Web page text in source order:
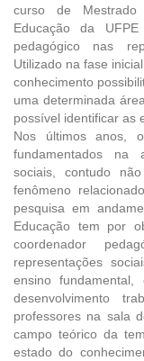
curso de
Educação da
pedagógico nas
Utilizado na fase
conhecimento
uma determinada
possível identificar as
Nos últimos anos,
fundamentados na
sociais, contudo
fenômeno
pesquisa em
Educação tem por
coordenador
representações
ensino
desenvolvimento
professores na sala
campo teórico da
estado do